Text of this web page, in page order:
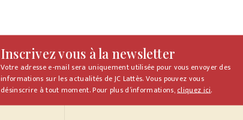
Inscrivez vous à la newsletter
Votre adresse e-mail sera uniquement utilisée pour vous envoyer des
informations sur les actualités de JC Lattès. Vous pouvez vous
désinscrire à tout moment. Pour plus d’informations,cliquez ici.